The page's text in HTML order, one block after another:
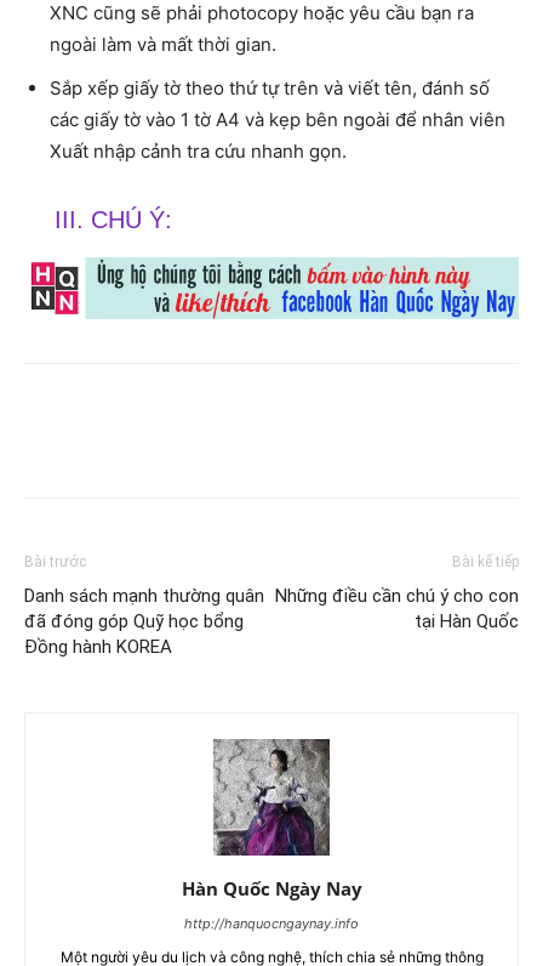
XNC cũng sẽ phải photocopy hoặc yêu cầu bạn ra
ngoài làm và mất thời gian.
Sắp xếp giấy tờ theo thứ tự trên và viết tên, đánh số
các giấy tờ vào 1 tờ A4 và kẹp bên ngoài để nhân viên
Xuất nhập cảnh tra cứu nhanh gọn.
III. CHÚ Ý:
Bài trước
Danh sách mạnh thường quân
đã đóng góp Quỹ học bổng
Đồng hành KOREA
Bài kế tiếp
Những điều cần chú ý cho con
tại Hàn Quốc
Hàn Quốc Ngày Nay
http://hanquocngaynay.info
Một người yêu du lịch và công nghệ, thích chia sẻ những thông